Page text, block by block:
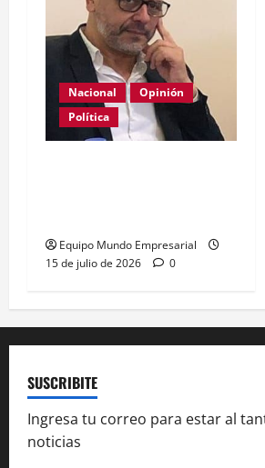
Nacional
Opinión
Política
Equipo Mundo Empresarial
15 de julio de 2026
0
SUSCRIBITE
Ingresa tu correo para estar al
noticias